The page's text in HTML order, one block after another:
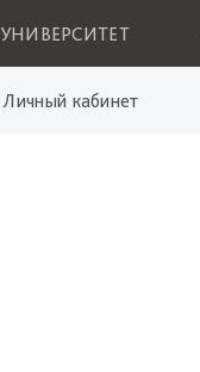
УНИВЕРСИТЕТ
Личный кабинет